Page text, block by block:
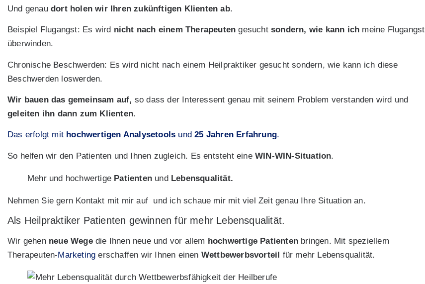
Und genau dort holen wir Ihren zukünftigen Klienten ab.
Beispiel Flugangst: Es wird nicht nach einem Therapeuten gesuchtsondern, wie kann ich meine Flugangst
überwinden.
Chronische Beschwerden: Es wird nicht nach einem Heilpraktiker gesucht sondern, wie kann ich diese
Beschwerden loswerden.
Wir bauen das gemeinsam auf, so dass der Interessent genau mit seinem Problem verstanden wird und
geleiten ihn dann zum Klienten.
Das erfolgt mit hochwertigen Analysetools und25 Jahren Erfahrung.
So helfen wir den Patienten und Ihnen zugleich. Es entsteht eine WIN-WIN-Situation.
Mehr und hochwertige Patienten und Lebensqualität.
Nehmen Sie gern Kontakt mit mir auf und ich schaue mir mit viel Zeit genau Ihre Situation an.
Als Heilpraktiker Patienten gewinnen für mehr Lebensqualität.
Wir gehen neue Wegedie Ihnen neue und vor allem hochwertige Patienten bringen. Mit speziellem
Therapeuten-Marketing erschaffen wir Ihnen einen Wettbewerbsvorteil für mehr Lebensqualität.